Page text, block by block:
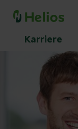
Karriere